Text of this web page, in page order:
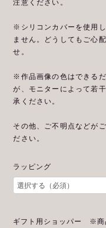
注意ください。
※シリコンカバーを使用
ません。どうしてもご心
せ。
※作品画像の色はできる
が、モニターによって若
承ください。
その他、ご不明点などが
ださい。
ラッピング
ギフト用ショッパー ※商